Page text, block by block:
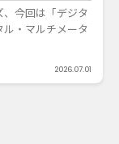
今回は「デジタ
・マルチメータ
2026.07.01